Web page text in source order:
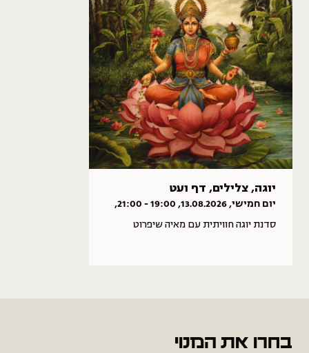
יוגה, צלילים, דף ועט
יום חמישי, 13.08.2026, 19:00 - 21:00,
הרבי
סדנת יוגה חוויתית עם מאיה שיפרוט
בחרו את המנוי